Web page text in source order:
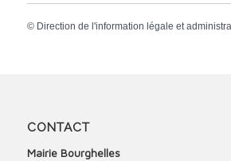
© Direction de l'information légale et
CONTACT
Mairie Bourghelles